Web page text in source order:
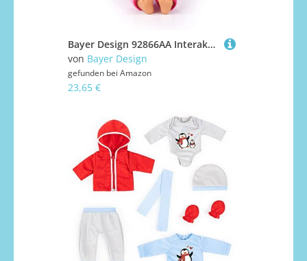
Bayer Design 92866AA Interaktive Babypuppe mit Funktion, spricht, mit Geräuschen, weich, Kuschelpuppe, 28 cm
von Bayer Design
gefunden bei Amazon
23,65 €